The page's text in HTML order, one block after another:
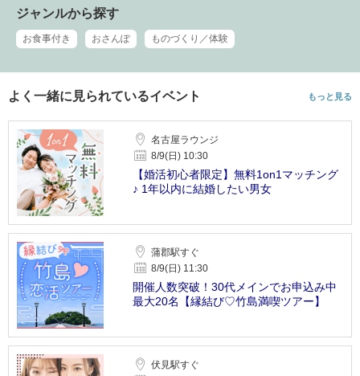
ジャンルから探す
お食事付き おさんぽ ものづくり／体験
よく一緒に見られているイベント もっと見る
名古屋ラウンジ
8/9(日) 10:30
【婚活初心者限定】無料1on1マッチング
♪ 1年以内に結婚したい男女
蒲郡駅すぐ
8/9(日) 11:30
開催人数突破！30代メインでお申込み中
最大20名【縁結び♡竹島満喫ツアー】
伏見駅すぐ